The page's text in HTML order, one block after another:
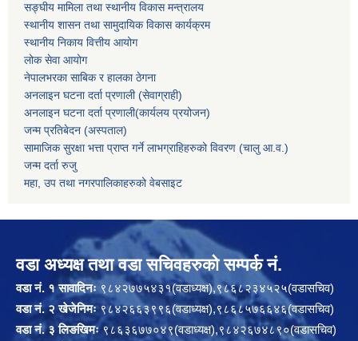
सङ्घीय मामिला तथा स्थानीय विकास मन्त्रालय
स्थानीय शासन तथा सामुदायिक विकास कार्यक्रम
स्थानीय निकाय वित्तीय आयोग
लोक सेवा आयोग
नेपालभरका साबिक र हालका ठेगना
अनलाइन घटना दर्ता प्रणाली (सेवाग्राही)
अनलाइन घटना दर्ता प्रणाली(कार्यलय प्रयोजन)
जन्म प्रतिबेदन (अस्पताल)
सामाजिक सुरक्षा भत्ता प्राप्त गर्ने लाभग्राहिहरुको विवरण (चालु आ.व.)
जन्म दर्ता रुजु
महा, उप तथा नगरपालिकाहरुको वेबसाइट
वडा अध्यक्ष तथा वडा सचिवहरुको सम्पर्क नं.
वडा नं. १ सावादिनः ९८४२७७५४३१(वडाध्यक्ष),९८६८२३४५२५(वडासचिव)
वडा नं. २ खेजेनिमः९८४२६६३९९६(वडाध्यक्ष),९८६८५७६६४६(वडासचिव)
वडा नं. ३ लिङखिमः९८६३६७७०४९(वडाध्यक्ष),९८४२६७४८९०(वडासचिव)